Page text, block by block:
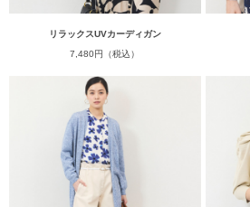
リラックスUVカーディガン
7,480円（税込）